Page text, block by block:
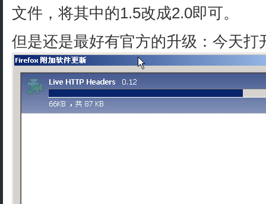
文件，将其中的1.5改成2.0即可。
但是还是最好有官方的升级：今天打